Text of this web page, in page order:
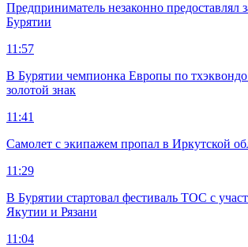
Предприниматель незаконно предоставлял
Бурятии
11:57
В Бурятии чемпионка Европы по
золотой знак
11:41
Самолет с экипажем пропал в Иркутской
11:29
В Бурятии стартовал фестиваль ТОС с
Якутии и Рязани
11:04